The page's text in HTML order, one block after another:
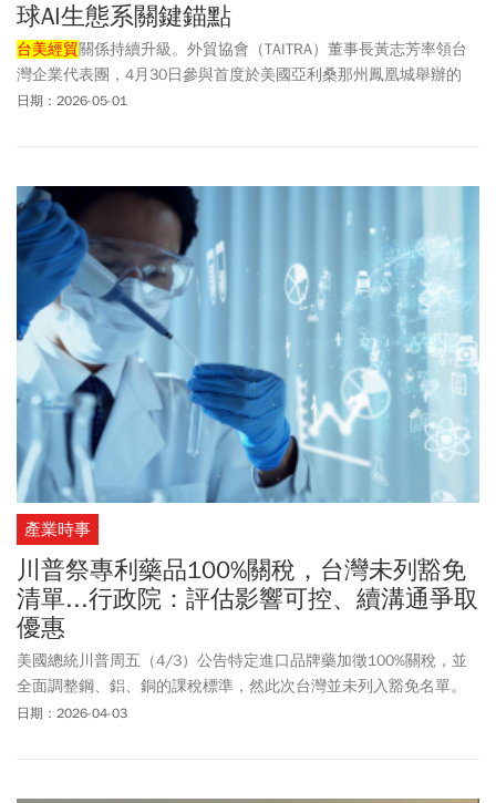
球AI生態系關鍵錨點
台美經貿關係持續升級。外貿協會（TAITRA）董事長黃志芳率領台
灣企業代表團，4月30日參與首度於美國亞利桑那州鳳凰城舉辦的
「亞利桑那人工智慧及半導體全球論壇」。黃志芳指出，人工智慧
日期：2026-05-01
產業時事
川普祭專利藥品100%關稅，台灣未列豁免
清單...行政院：評估影響可控、續溝通爭取
優惠
美國總統川普周五（4/3）公告特定進口品牌藥加徵100%關稅，並
全面調整鋼、鋁、銅的課稅標準，然此次台灣並未列入豁免名單。
行政院台美經貿工作小組周五說明，此命令是對進口的專利藥品及
日期：2026-04-03